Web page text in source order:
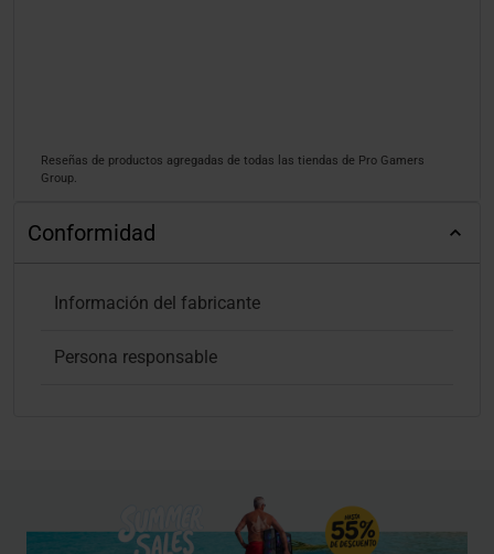
Reseñas de productos agregadas de todas las tiendas de Pro Gamers
Group.
Conformidad
Información del fabricante
Persona responsable